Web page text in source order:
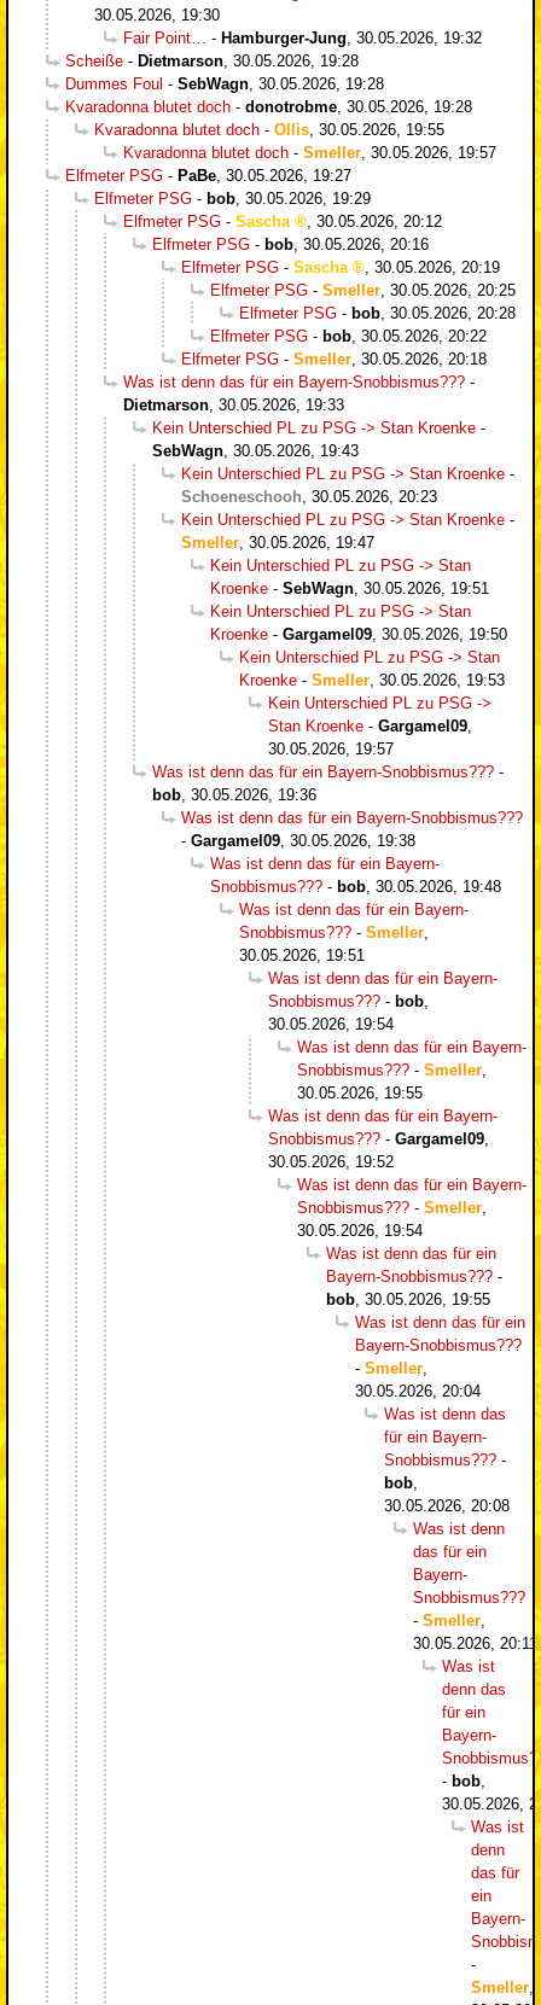
30.05.2026, 19:30
Fair Point…
- Hamburger-Jung 30.05.2026, 19:32
Scheiße - Dietmarson 30.05.2026, 19:28
Dummes Foul - SebWagn 30.05.2026, 19:28
Kvaradonna blutet doch - donotrobme 30.05.2026, 19:28
Kvaradonna blutet doch - Ollis 30.05.2026, 19:55
Kvaradonna blutet doch - Smeller 30.05.2026, 19:57
Elfmeter PSG - PaBe 30.05.2026, 19:27
Elfmeter PSG - bob 30.05.2026, 19:29
Elfmeter PSG - Sascha
30.05.2026, 20:12
Elfmeter PSG - bob 30.05.2026, 20:16
Elfmeter PSG - Sascha
30.05.2026, 20:19
Elfmeter PSG - Smeller 30.05.2026, 20:25
Elfmeter PSG - bob 30.05.2026, 20:28
Elfmeter PSG - bob 30.05.2026, 20:22
Elfmeter PSG - Smeller 30.05.2026, 20:18
Was ist denn das für ein Bayern-Snobbismus??? -
Dietmarson 30.05.2026, 19:33
Kein Unterschied PL zu PSG -> Stan Kroenke -
SebWagn 30.05.2026, 19:43
Kein Unterschied PL zu PSG -> Stan Kroenke -
Schoeneschooh 30.05.2026, 20:23
Kein Unterschied PL zu PSG -> Stan Kroenke -
Smeller 30.05.2026, 19:47
Kein Unterschied PL zu PSG -> Stan
Kroenke - SebWagn 30.05.2026, 19:51
Kein Unterschied PL zu PSG -> Stan
Kroenke - Gargamel09 30.05.2026, 19:50
Kein Unterschied PL zu PSG -> Stan
Kroenke - Smeller 30.05.2026, 19:53
Kein Unterschied PL zu PSG ->
Stan Kroenke - Gargamel09
30.05.2026, 19:57
Was ist denn das für ein Bayern-Snobbismus??? -
bob 30.05.2026, 19:36
Was ist denn das für ein Bayern-Snobbismus???
- Gargamel09 30.05.2026, 19:38
Was ist denn das für ein Bayern-
Snobbismus??? - bob 30.05.2026, 19:48
Was ist denn das für ein Bayern-
Snobbismus??? - Smeller
30.05.2026, 19:51
Was ist denn das für ein Bayern-
Snobbismus??? - bob
30.05.2026, 19:54
Was ist denn das für ein Bayern-
Snobbismus??? - Smeller
30.05.2026, 19:55
Was ist denn das für ein Bayern-
Snobbismus??? - Gargamel09
30.05.2026, 19:52
Was ist denn das für ein Bayern-
Snobbismus??? - Smeller
30.05.2026, 19:54
Was ist denn das für ein
Bayern-Snobbismus??? -
bob 30.05.2026, 19:55
Was ist denn das für ein
Bayern-Snobbismus???
- Smeller
30.05.2026, 20:04
Was ist denn das
für ein Bayern-
Snobbismus??? -
bob
30.05.2026, 20:08
Was ist denn
das für ein
Bayern-
Snobbismus???
- Smeller
30.05.2026, 20:11
Was ist
denn das
für ein
Bayern-
- bob
30.05.2026,
Was ist
denn
das für
ein
Bayern-
-
Smeller